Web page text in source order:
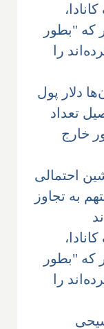
که "بطور
را
دلار پول
تعداد
خارج
احتمالی
متهم به تجاوز
که "بطور
را